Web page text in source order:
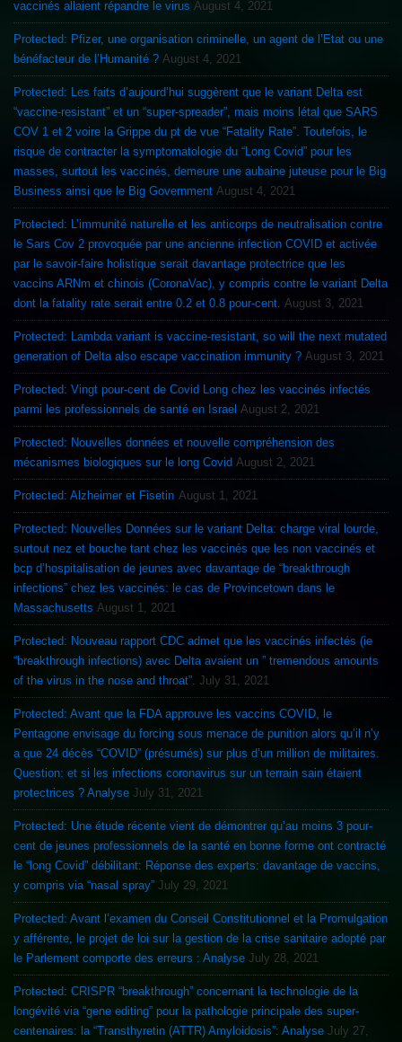
vaccinés allaient répandre le virus August 4, 2021
Protected: Pfizer, une organisation criminelle, un agent de l’Etat ou une
bénéfacteur de l’Humanité ? August 4, 2021
Protected: Les faits d’aujourd’hui suggèrent que le variant Delta est
“vaccine-resistant” et un “super-spreader”, mais moins létal que SARS
COV 1 et 2 voire la Grippe du pt de vue “Fatality Rate”. Toutefois, le
risque de contracter la symptomatologie du “Long Covid” pour les
masses, surtout les vaccinés, demeure une aubaine juteuse pour le Big
Business ainsi que le Big Government August 4, 2021
Protected: L’immunité naturelle et les anticorps de neutralisation contre
le Sars Cov 2 provoquée par une ancienne infection COVID et activée
par le savoir-faire holistique serait davantage protectrice que les
vaccins ARNm et chinois (CoronaVac), y compris contre le variant Delta
dont la fatality rate serait entre 0.2 et 0.8 pour-cent. August 3, 2021
Protected: Lambda variant is vaccine-resistant, so will the next mutated
generation of Delta also escape vaccination immunity ? August 3, 2021
Protected: Vingt pour-cent de Covid Long chez les vaccinés infectés
parmi les professionnels de santé en Israel August 2, 2021
Protected: Nouvelles données et nouvelle compréhension des
mécanismes biologiques sur le long Covid August 2, 2021
Protected: Alzheimer et Fisetin August 1, 2021
Protected: Nouvelles Données sur le variant Delta: charge viral lourde,
surtout nez et bouche tant chez les vaccinés que les non vaccinés et
bcp d’hospitalisation de jeunes avec davantage de “breakthrough
infections” chez les vaccinés: le cas de Provincetown dans le
Massachusetts August 1, 2021
Protected: Nouveau rapport CDC admet que les vaccinés infectés (ie
“breakthrough infections) avec Delta avaient un ” tremendous amounts
of the virus in the nose and throat”. July 31, 2021
Protected: Avant que la FDA approuve les vaccins COVID, le
Pentagone envisage du forcing sous menace de punition alors qu’il n’y
a que 24 décès “COVID” (présumés) sur plus d’un million de militaires.
Question: et si les infections coronavirus sur un terrain sain étaient
protectrices ? Analyse July 31, 2021
Protected: Une étude récente vient de démontrer qu’au moins 3 pour-
cent de jeunes professionnels de la santé en bonne forme ont contracté
le “long Covid” débilitant: Réponse des experts: davantage de vaccins,
y compris via “nasal spray” July 29, 2021
Protected: Avant l’examen du Conseil Constitutionnel et la Promulgation
y afférente, le projet de loi sur la gestion de la crise sanitaire adopté par
le Parlement comporte des erreurs : Analyse July 28, 2021
Protected: CRISPR “breakthrough” concernant la technologie de la
longévité via “gene editing” pour la pathologie principale des super-
centenaires: la “Transthyretin (ATTR) Amyloidosis”: Analyse July 27,